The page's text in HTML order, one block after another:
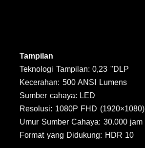
Tampilan
Teknologi Tampilan: 0,23 "DLP
Kecerahan: 500 ANSI Lumens
Sumber cahaya: LED
Resolusi: 1080P FHD (1920×1080)
Umur Sumber Cahaya: 30.000 jam
Format yang Didukung: HDR 10